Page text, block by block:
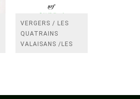
VERGERS / LES
QUATRAINS
VALAISANS /LES